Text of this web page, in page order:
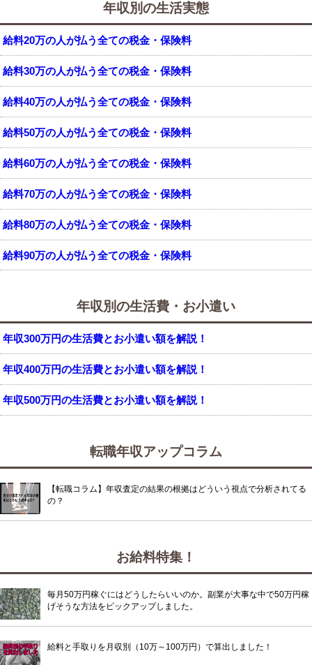
年収別の生活実態
給料20万の人が払う全ての税金・保険料
給料30万の人が払う全ての税金・保険料
給料40万の人が払う全ての税金・保険料
給料50万の人が払う全ての税金・保険料
給料60万の人が払う全ての税金・保険料
給料70万の人が払う全ての税金・保険料
給料80万の人が払う全ての税金・保険料
給料90万の人が払う全ての税金・保険料
年収別の生活費・お小遣い
年収300万円の生活費とお小遣い額を解説！
年収400万円の生活費とお小遣い額を解説！
年収500万円の生活費とお小遣い額を解説！
転職年収アップコラム
【転職コラム】年収査定の結果の根拠はどういう視点で分析されてる
の？
お給料特集！
毎月50万円稼ぐにはどうしたらいいのか。副業が大事な中で50万円稼
げそうな方法をピックアップしました。
給料と手取りを月収別（10万～100万円）で算出しました！